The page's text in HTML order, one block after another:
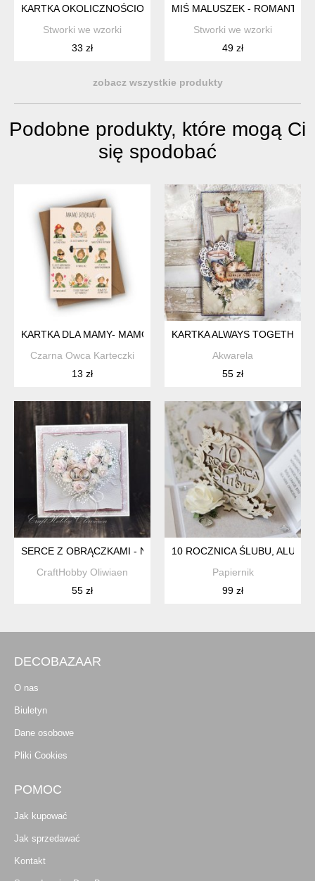
KARTKA OKOLICZNOŚCIOWA - KOCHAM CIĘ MOCNO
Stworki we wzorki
33 zł
MIŚ MALUSZEK -
Stworki we wzorki
49 zł
zobacz wszystkie produkty
Podobne produkty, które mogą Ci
się spodobać
KARTKA DLA MAMY- MAMO DZIĘKUJĘ...
Czarna Owca Karteczki
13 zł
KARTKA ALWAYS TOGETHER
Akwarela
55 zł
SERCE Z OBRĄCZKAMI - NA ŚLUB LUB ROCZNICĘ
CraftHobby Oliwiaen
55 zł
10 ROCZNICA ŚLUBU,
Papiernik
99 zł
DECOBAZAAR
O nas
Biuletyn
Dane osobowe
Pliki Cookies
POMOC
Jak kupować
Jak sprzedawać
Kontakt